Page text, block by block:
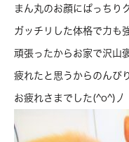
まん丸のお顔にぱっちり
ガッチリした体格で力
頑張ったからお家で沢山
疲れたと思うからのんび
お疲れさまでした(^o^)丿